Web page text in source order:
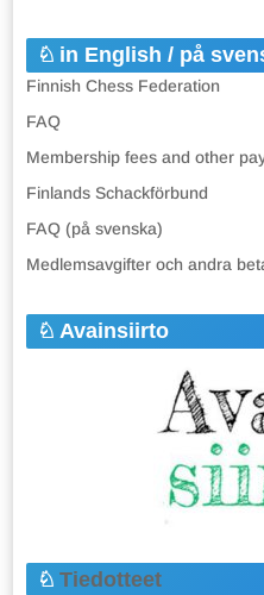
in English / på
Finnish Chess Federation
FAQ
Membership fees and other
Finlands Schackförbund
FAQ (på svenska)
Medlemsavgifter och andra
Avainsiirto
Tiedotteet